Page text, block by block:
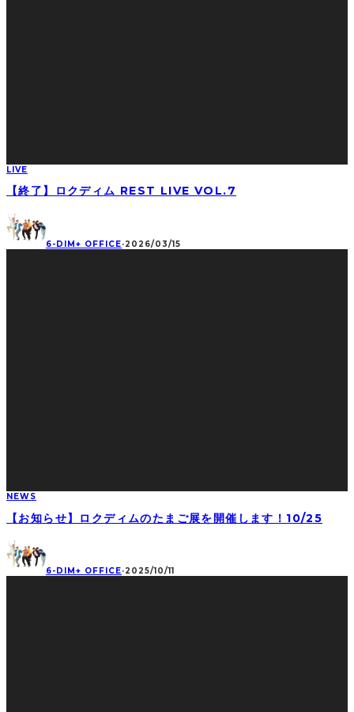
LIVE
【終了】ロクディム REST LIVE VOL.7
6-DIM+ OFFICE·2026/03/15
NEWS
【お知らせ】ロクディムのたまご展を開催します！10/25
6-DIM+ OFFICE·2025/10/11